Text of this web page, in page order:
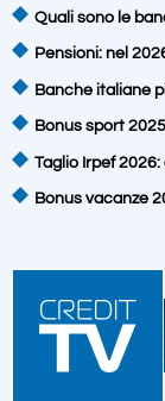
Quali sono le
Pensioni: nel
Banche italiane
Bonus sport
Taglio Irpef
Bonus vacanze